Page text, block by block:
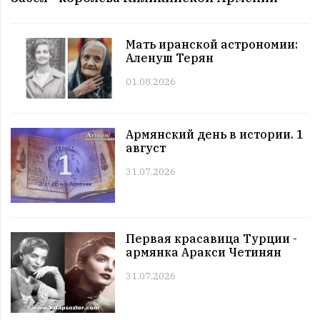
11:00 | 11.07 | 1026
ЗНАМЕНИТОСТИ
Именниники. 11 июль
10:00 | 11.07 | 1001
АРМЯНЕ
Армянский день в истории. 11 июль
Все праздники. 11 июль
08:00 | 11.07 | 984|
ГОРОСКОПЫ
Четверг. 11 июль
12:00 | 10.07 | 1022
Этот день в истории. 10 июль
11:00 | 10.07 | 1009
Именниники. 10 июль
10:00 | 10.07 | 987|
Армянский день в истории. 10 июль
09:00 | 10.07 |
989|
Все праздники. 10 июль
Мать иранской астрономии:
Аленуш Терян
01.08.2026
Армянский день в истории. 1
август
31.07.2026
Первая красавица Турции -
армянка Аракси Четинян
31.07.2026